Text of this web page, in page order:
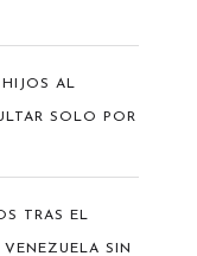
HIJOS AL
SOLO POR
TRAS EL
VENEZUELA SIN